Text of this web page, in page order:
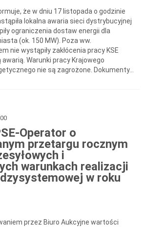
że w dniu 17 listopada o godzinie
lokalna awaria sieci dystrybucyjnej
ograniczenia dostaw energii dla
(ok. 150 MW). Poza ww.
nie wystąpiły zakłócenia pracy KSE
Warunki pracy Krajowego
nie są zagrożone. Dokumenty...
Operator o
przetargu rocznym
i
warunkach realizacji
w roku
przez Biuro Aukcyjne wartości